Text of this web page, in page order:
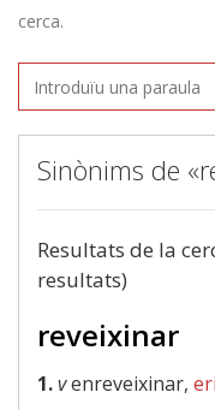
cerca.
Sinònims de
Resultats de la
resultats)
reveixinar
1.venreveixinar,